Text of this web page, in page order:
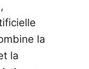
la
la